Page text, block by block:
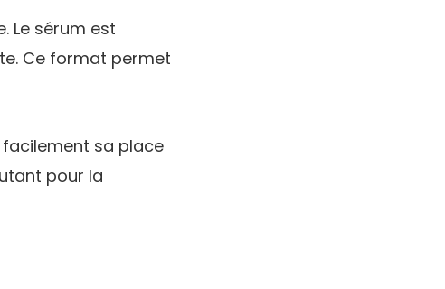
Le sérum est
Ce format permet
sa place
pour la